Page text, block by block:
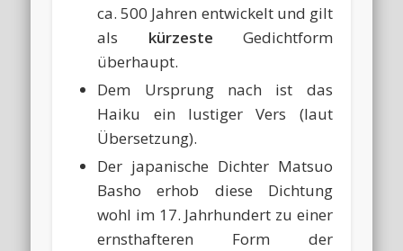
ca. 500 Jahren entwickelt und gilt
als kürzeste Gedichtform
überhaupt.
Dem Ursprung nach ist das
Haiku ein lustiger Vers (laut
Übersetzung).
Der japanische Dichter Matsuo
Basho erhob diese Dichtung
wohl im 17. Jahrhundert zu einer
ernsthafteren Form der